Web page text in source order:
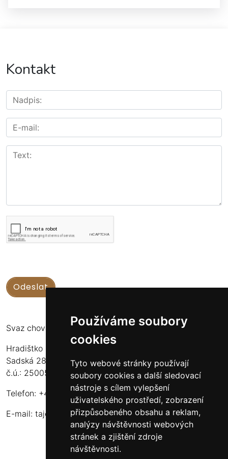
Používáme soubory
cookies
Tyto webové stránky používají
soubory cookies a další sledovací
nástroje s cílem vylepšení
uživatelského prostředí, zobrazení
přizpůsobeného obsahu a reklam,
analýzy návštěvnosti webových
stránek a zjištění zdroje
návštěvnosti.
Kontakt
Svaz chovatelů koní Kinských
Hradištko u Sadské 126
Sadská 289 12
č.ú.: 2500556717/2010
Telefon: +420 724 135 536
E-mail: tajemnik@schkk.cz